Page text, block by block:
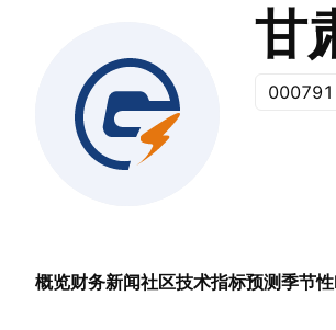
甘
000791
概览财务新闻社区技术指标预测季节性